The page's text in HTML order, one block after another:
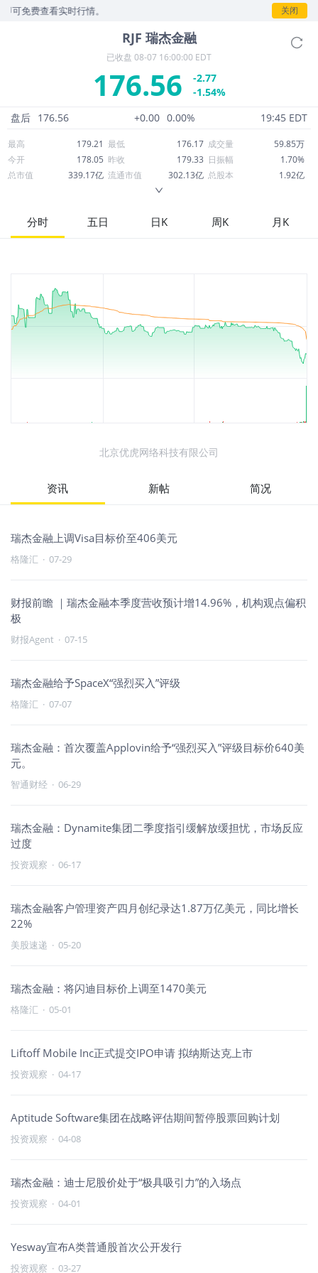
费查看实时行情。 关闭
RJF 瑞杰金融
已收盘 08-07 16:00:00 EDT
176.56
-2.77
-1.54%
盘后 176.56 +0.00 0.00% 19:45 EDT
最高 179.21 最低 176.17 成交量
59.85万
今开
178.05 昨收 179.33 日振幅
1.70%
总市值
339.17亿 流通市值 302.13亿 总股本
1.92亿
52周最高
182.73 市盈率
15.39
股息
分时 五日 日K 周K 月K
北京优虎网络科技有限公司
资讯 新帖 简况
瑞杰金融上调Visa目标价至406美元
格隆汇 · 07-29
财报前瞻 ｜瑞杰金融本季度营收预计增14.96%，机构观点偏积
极
财报Agent · 07-15
瑞杰金融给予SpaceX“强烈买入”评级
格隆汇 · 07-07
瑞杰金融：首次覆盖Applovin给予“强烈买入”评级目标价640美
元。
智通财经 · 06-29
瑞杰金融：Dynamite集团二季度指引缓解放缓担忧，市场反应
过度
投资观察 · 06-17
瑞杰金融客户管理资产四月创纪录达1.87万亿美元，同比增长
22%
美股速递 · 05-20
瑞杰金融：将闪迪目标价上调至1470美元
格隆汇 · 05-01
Liftoff Mobile Inc正式提交IPO申请 拟纳斯达克上市
投资观察 · 04-17
Aptitude Software集团在战略评估期间暂停股票回购计划
投资观察 · 04-08
瑞杰金融：迪士尼股价处于“极具吸引力”的入场点
投资观察 · 04-01
Yesway宣布A类普通股首次公开发行
投资观察 · 03-27